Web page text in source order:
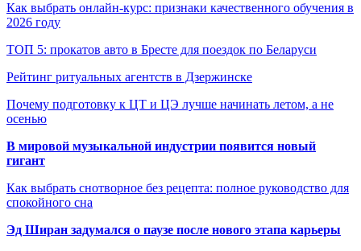
Как выбрать онлайн-курс: признаки качественного обучения в
2026 году
ТОП 5: прокатов авто в Бресте для поездок по Беларуси
Рейтинг ритуальных агентств в Дзержинске
Почему подготовку к ЦТ и ЦЭ лучше начинать летом, а не
осенью
В мировой музыкальной индустрии появится новый
гигант
Как выбрать снотворное без рецепта: полное руководство для
спокойного сна
Эд Ширан задумался о паузе после нового этапа карьеры